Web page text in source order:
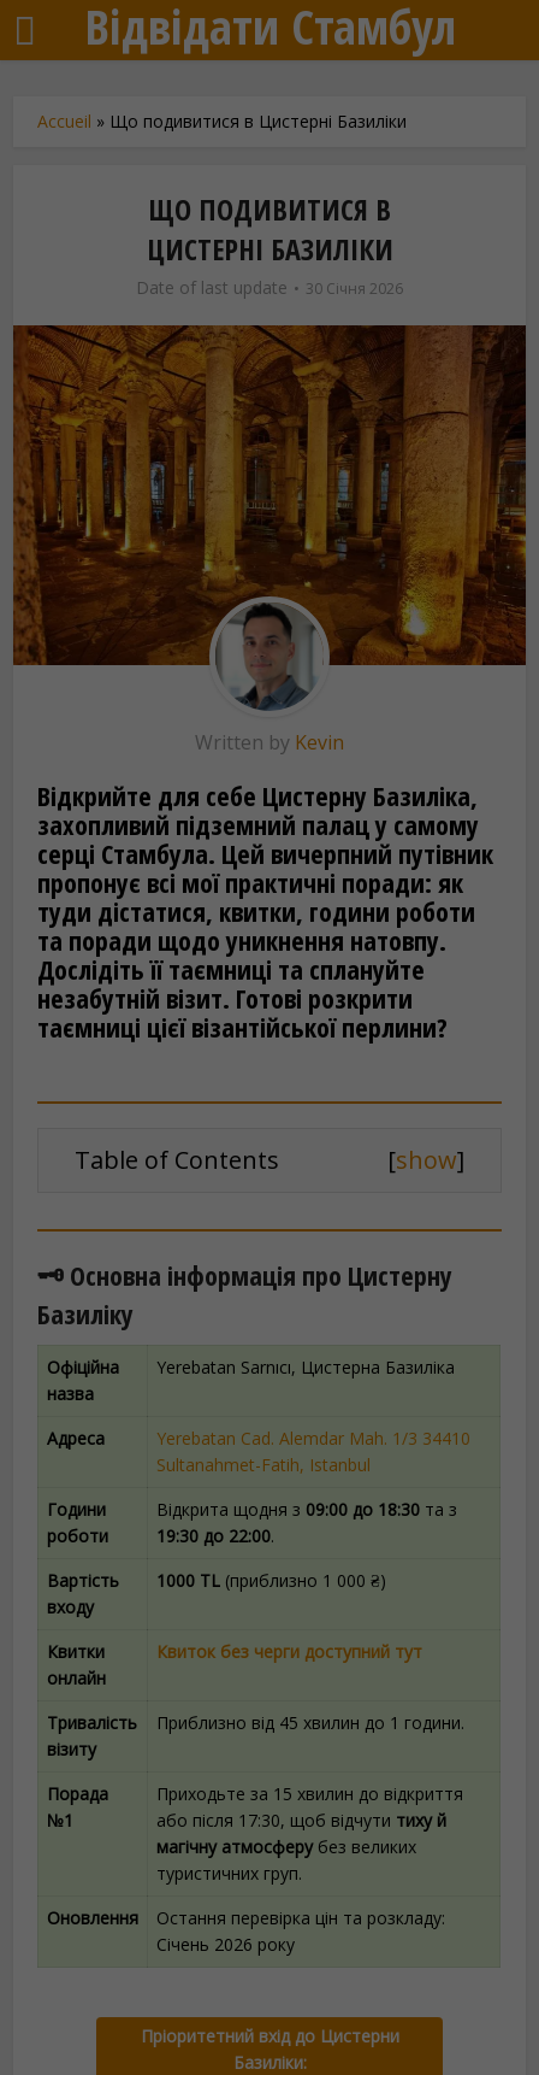
Відвідати Стамбул
Accueil » Що подивитися в Цистерні Базиліки
ЩО ПОДИВИТИСЯ В
ЦИСТЕРНІ БАЗИЛІКИ
Date of last update 30 Січня 2026
Written by Kevin
Відкрийте для себе Цистерну Базиліка,
захопливий підземний палац у самому
серці Стамбула. Цей вичерпний путівник
пропонує всі мої практичні поради: як
туди дістатися, квитки, години роботи
та поради щодо уникнення натовпу.
Дослідіть її таємниці та сплануйте
незабутній візит. Готові розкрити
таємниці цієї візантійської перлини?
Table of Contents [show]
🗝️ Основна інформація про Цистерну
Базиліку
Офіційна
назва
Yerebatan Sarnıcı, Цистерна Базиліка
Адреса
Yerebatan Cad. Alemdar Mah. 1/3 34410
Sultanahmet-Fatih, Istanbul
Години
роботи
Відкрита щодня з 09:00 до 18:30 та з
19:30 до 22:00.
Вартість
входу
1000 TL (приблизно 1 000 ₴)
Квитки
онлайн
Квиток без черги доступний тут
Тривалість
візиту
Приблизно від 45 хвилин до 1 години.
Порада
№1
Приходьте за 15 хвилин до відкриття
або після 17:30, щоб відчути тиху й
магічну атмосферубез великих
туристичних груп.
Оновлення
Остання перевірка цін та розкладу:
Січень 2026 року
Пріоритетний вхід до Цистерни
Базиліки: